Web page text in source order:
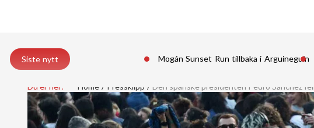
Siste nytt Mogán Sunset Run tillbaka i Arguineguín
Du er her: Home Pressklipp